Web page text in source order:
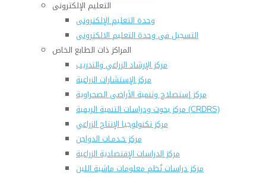
التعليم الإلكترونى
وحدة التعليم الإلكترونى
التسجيل فى وحدة التعليم الالكترونى
المراكز ذات الطابع الخاص
مركز الإرشاد الزراعي والتدريب
مركز الإستشارات الزراعية
مركز إستصلاح وتنمية الأراضى الصحراوية
مركز بحوث ودراسات التنمية الريفية (CRDRS)
مركز تكنولوجيا الإنتاج الزراعي
مركز خـدمـات الدواجن
مركز الدراسات الإقتصادية الزراعية
مركز دراسات نُظم معلومات ماشية اللبن